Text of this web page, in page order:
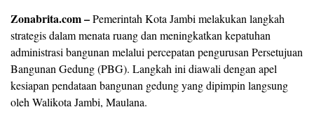
Zonabrita.com –Pemerintah Kota Jambi melakukan langkah
strategis dalam menata ruang dan meningkatkan kepatuhan
administrasi bangunan melalui percepatan pengurusan Persetujuan
Bangunan Gedung (PBG). Langkah ini diawali dengan apel
kesiapan pendataan bangunan gedung yang dipimpin langsung
oleh Walikota Jambi, Maulana.